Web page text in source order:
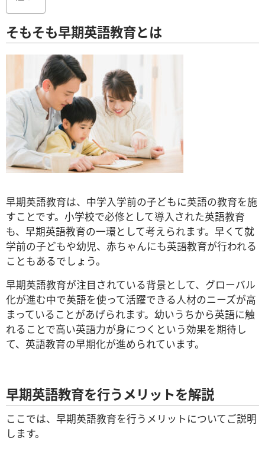
そもそも早期英語教育とは
早期英語教育は、中学入学前の子どもに英語の教育を施
すことです。小学校で必修として導入された英語教育
も、早期英語教育の一環として考えられます。早くて就
学前の子どもや幼児、赤ちゃんにも英語教育が行われる
こともあるでしょう。
早期英語教育が注目されている背景として、グローバル
化が進む中で英語を使って活躍できる人材のニーズが高
まっていることがあげられます。幼いうちから英語に触
れることで高い英語力が身につくという効果を期待し
て、英語教育の早期化が進められています。
早期英語教育を行うメリットを解説
ここでは、早期英語教育を行うメリットについてご説明
します。